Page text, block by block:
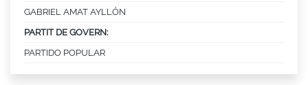
GABRIEL AMAT AYLLÓN
PARTIT DE GOVERN:
PARTIDO POPULAR